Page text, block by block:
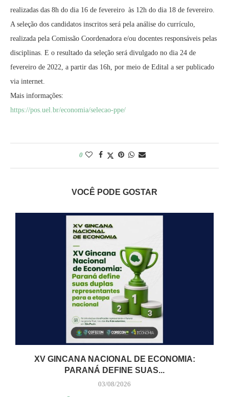
realizadas das 8h do dia 16 de fevereiro às 12h do dia 18 de fevereiro.
A seleção dos candidatos inscritos será pela análise do currículo,
realizada pela Comissão Coordenadora e/ou docentes responsáveis pelas
disciplinas. E o resultado da seleção será divulgado no dia 24 de
fevereiro de 2022, a partir das 16h, por meio de Edital a ser publicado
via internet.
Mais informações:
https://pos.uel.br/economia/selecao-ppe/
0
VOCÊ PODE GOSTAR
XV GINCANA NACIONAL DE ECONOMIA:
PARANÁ DEFINE SUAS...
03/08/2026